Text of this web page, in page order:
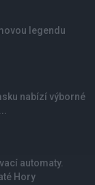
legendu
nabízí výborné
automaty.
Hory